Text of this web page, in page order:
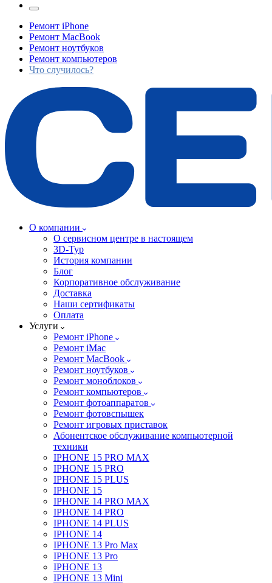
Ремонт iPhone
Ремонт MacBook
Ремонт ноутбуков
Ремонт компьютеров
Что случилось?
О компании
О сервисном центре в настоящем
3D-Тур
История компании
Блог
Корпоративное обслуживание
Доставка
Наши сертификаты
Оплата
Услуги
Ремонт iPhone
Ремонт iMac
Ремонт MacBook
Ремонт ноутбуков
Ремонт моноблоков
Ремонт компьютеров
Ремонт фотоаппаратов
Ремонт фотовспышек
Ремонт игровых приставок
Абонентское обслуживание компьютерной
техники
IPHONE 15 PRO MAX
IPHONE 15 PRO
IPHONE 15 PLUS
IPHONE 15
IPHONE 14 PRO MAX
IPHONE 14 PRO
IPHONE 14 PLUS
IPHONE 14
IPHONE 13 Pro Max
IPHONE 13 Pro
IPHONE 13
IPHONE 13 Mini